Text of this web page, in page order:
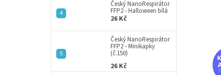
Český NanoRespirátor
FFP2 - Halloween bílá
26 Kč
Český NanoRespirátor
FFP2 - Minikapky
(č.150)
26 Kč